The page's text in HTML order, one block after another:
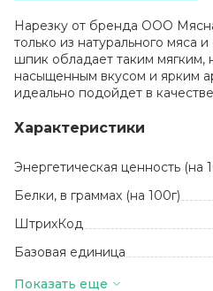
Нарезку от бренда ООО
только из натурального мяса
шпик обладает таким мягким,
насыщенным вкусом и ярким
идеально подойдет в
Характеристики
Энергетическая ценность (на
Белки, в граммах (на 100г)
ШтрихКод
Базовая единица
Производитель
Показать еще